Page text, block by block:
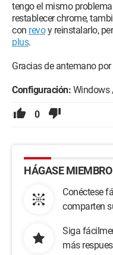
tengo el mismo
restablecer chrome,
con revoy reinstalarlo,
plus.
Gracias de antemano
Configuración: Windows
0
HÁGASE
Conéctese
comparten
Siga
más